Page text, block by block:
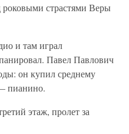
страстями Веры
и там играл
Павел Павлович
он купил среднему
пианино.
этаж, пролет за